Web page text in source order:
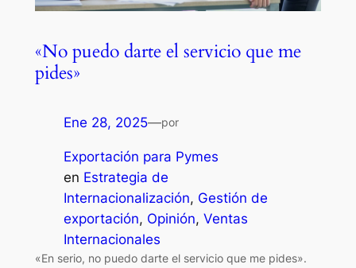
«No puedo darte el servicio que me
pides»
Ene 28, 2025—por
Exportación para Pymes
en Estrategia de
Internacionalización, Gestión de
exportación, Opinión, Ventas
Internacionales
«En serio, no puedo darte el servicio que me pides».